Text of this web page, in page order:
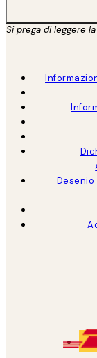
Si prega di leggere
Desenio